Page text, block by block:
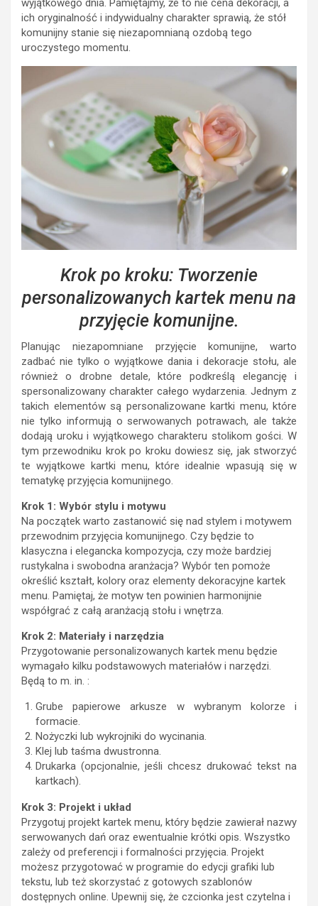
wyjątkowego dnia. Pamiętajmy, że to nie cena dekoracji, a
ich oryginalność i indywidualny charakter sprawią, że stół
komunijny stanie się niezapomnianą ozdobą tego
uroczystego momentu.
Krok po kroku: Tworzenie
personalizowanych kartek menu na
przyjęcie komunijne.
Planując niezapomniane przyjęcie komunijne, warto
zadbać nie tylko o wyjątkowe dania i dekoracje stołu, ale
również o drobne detale, które podkreślą elegancję i
spersonalizowany charakter całego wydarzenia. Jednym z
takich elementów są personalizowane kartki menu, które
nie tylko informują o serwowanych potrawach, ale także
dodają uroku i wyjątkowego charakteru stolikom gości. W
tym przewodniku krok po kroku dowiesz się, jak stworzyć
te wyjątkowe kartki menu, które idealnie wpasują się w
tematykę przyjęcia komunijnego.
Krok 1: Wybór stylu i motywu
Na początek warto zastanowić się nad stylem i motywem
przewodnim przyjęcia komunijnego. Czy będzie to
klasyczna i elegancka kompozycja, czy może bardziej
rustykalna i swobodna aranżacja? Wybór ten pomoże
określić kształt, kolory oraz elementy dekoracyjne kartek
menu. Pamiętaj, że motyw ten powinien harmonijnie
współgrać z całą aranżacją stołu i wnętrza.
Krok 2: Materiały i narzędzia
Przygotowanie personalizowanych kartek menu będzie
wymagało kilku podstawowych materiałów i narzędzi.
Będą to m. in. :
Grube papierowe arkusze w wybranym kolorze i
formacie.
Nożyczki lub wykrojniki do wycinania.
Klej lub taśma dwustronna.
Drukarka (opcjonalnie, jeśli chcesz drukować tekst na
kartkach).
Krok 3: Projekt i układ
Przygotuj projekt kartek menu, który będzie zawierał nazwy
serwowanych dań oraz ewentualnie krótki opis. Wszystko
zależy od preferencji i formalności przyjęcia. Projekt
możesz przygotować w programie do edycji grafiki lub
tekstu, lub też skorzystać z gotowych szablonów
dostępnych online. Upewnij się, że czcionka jest czytelna i